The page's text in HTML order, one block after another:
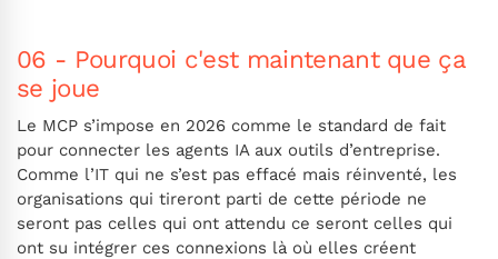
06 - Pourquoi c'est maintenant que ça
se joue
Le MCP s’impose en 2026 comme le standard de fait
pour connecter les agents IA aux outils d’entreprise.
Comme l’IT qui ne s’est pas effacé mais réinventé, les
organisations qui tireront parti de cette période ne
seront pas celles qui ont attendu ce seront celles qui
ont su intégrer ces connexions là où elles créent